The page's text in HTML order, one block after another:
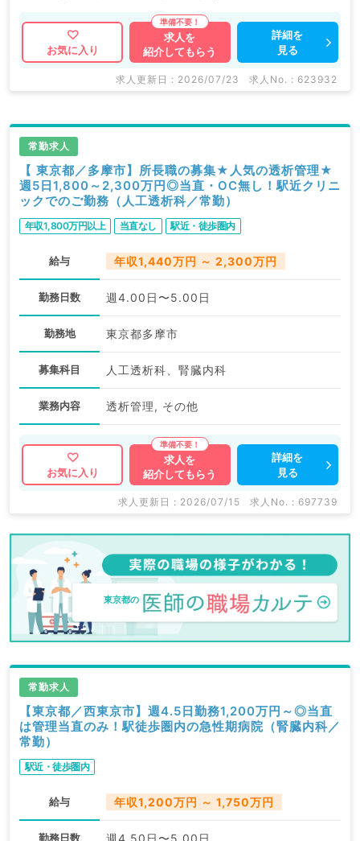
マイナビDOCTORでは病院やクリニックなどの医療機
関求人はもちろんのこと、
掲載情報以外にも産業医等の企業系求人も多数扱ってい
求人内容の詳細等はお気軽にお問合せ下さい。
お気に入り
求人を
紹介してもらう
詳細を
見る
求人更新日 : 2026/07/23 求人No. : 623932
常勤求人
【 東京都／多摩市】所長職の募集★人気の透析管理★
週5日1,800～2,300万円◎当直・OC無し！駅近クリニ
ックでのご勤務（人工透析科／常勤）
年収1,800万円以上 当直なし 駅近・徒歩圏内
給与 年収1,440万円 ～ 2,300万円
勤務日数 週4.00日〜5.00日
勤務地 東京都多摩市
募集科目 人工透析科、腎臓内科
業務内容 透析管理, その他
お気に入り
求人を
紹介してもらう
詳細を
見る
求人更新日 : 2026/07/15 求人No. : 697739
東京都の
常勤求人
【東京都／西東京市】週4.5日勤務1,200万円～◎当直
は管理当直のみ！駅徒歩圏内の急性期病院（腎臓内科／
常勤）
駅近・徒歩圏内
給与 年収1,200万円 ～ 1,750万円
勤務日数 週4.50日〜5.00日